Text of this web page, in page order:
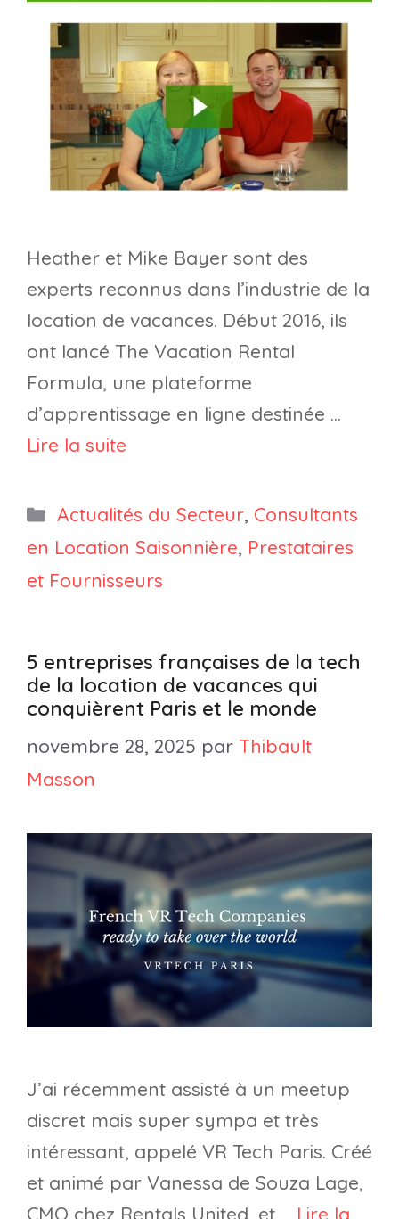
Heather et Mike Bayer sont des
experts reconnus dans l’industrie de la
location de vacances. Début 2016, ils
ont lancé The Vacation Rental
Formula, une plateforme
d’apprentissage en ligne destinée …
Lire la suite
Catégories
Actualités du Secteur, Consultants
en Location Saisonnière, Prestataires
et Fournisseurs
5 entreprises françaises de la tech
de la location de vacances qui
conquièrent Paris et le monde
novembre 28, 2025 par Thibault
Masson
J’ai récemment assisté à un meetup
discret mais super sympa et très
intéressant, appelé VR Tech Paris. Créé
et animé par Vanessa de Souza Lage,
CMO chez Rentals United, et … Lire la